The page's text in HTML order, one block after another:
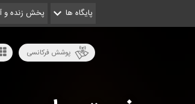
پایگاه ها پخش زنده و
پوشش فرکانسی